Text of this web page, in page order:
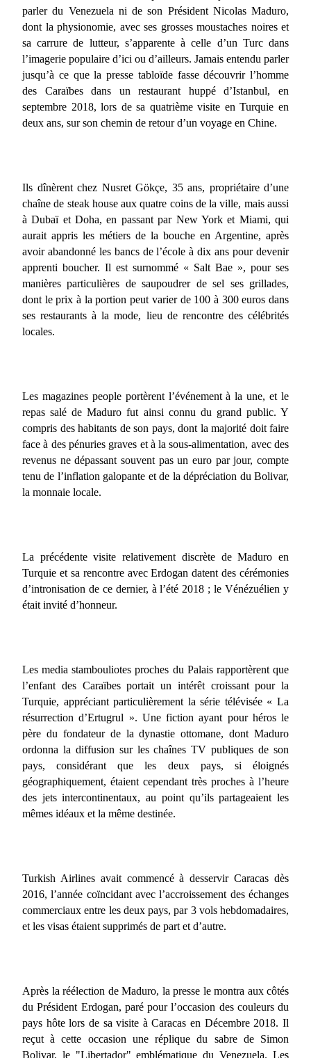
parler du Venezuela ni de son Président Nicolas Maduro,
dont la physionomie, avec ses grosses moustaches noires et
sa carrure de lutteur, s’apparente à celle d’un Turc dans
l’imagerie populaire d’ici ou d’ailleurs. Jamais entendu parler
jusqu’à ce que la presse tabloïde fasse découvrir l’homme
des Caraïbes dans un restaurant huppé d’Istanbul, en
septembre 2018, lors de sa quatrième visite en Turquie en
deux ans, sur son chemin de retour d’un voyage en Chine.
Ils dînèrent chez Nusret Gökçe, 35 ans, propriétaire d’une
chaîne de steak house aux quatre coins de la ville, mais aussi
à Dubaï et Doha, en passant par New York et Miami, qui
aurait appris les métiers de la bouche en Argentine, après
avoir abandonné les bancs de l’école à dix ans pour devenir
apprenti boucher. Il est surnommé « Salt Bae », pour ses
manières particulières de saupoudrer de sel ses grillades,
dont le prix à la portion peut varier de 100 à 300 euros dans
ses restaurants à la mode, lieu de rencontre des célébrités
locales.
Les magazines people portèrent l’événement à la une, et le
repas salé de Maduro fut ainsi connu du grand public. Y
compris des habitants de son pays, dont la majorité doit faire
face à des pénuries graves et à la sous-alimentation, avec des
revenus ne dépassant souvent pas un euro par jour, compte
tenu de l’inflation galopante et de la dépréciation du Bolivar,
la monnaie locale.
La précédente visite relativement discrète de Maduro en
Turquie et sa rencontre avec Erdogan datent des cérémonies
d’intronisation de ce dernier, à l’été 2018 ; le Vénézuélien y
était invité d’honneur.
Les media stambouliotes proches du Palais rapportèrent que
l’enfant des Caraïbes portait un intérêt croissant pour la
Turquie, appréciant particulièrement la série télévisée « La
résurrection d’Ertugrul ». Une fiction ayant pour héros le
père du fondateur de la dynastie ottomane, dont Maduro
ordonna la diffusion sur les chaînes TV publiques de son
pays, considérant que les deux pays, si éloignés
géographiquement, étaient cependant très proches à l’heure
des jets intercontinentaux, au point qu’ils partageaient les
mêmes idéaux et la même destinée.
Turkish Airlines avait commencé à desservir Caracas dès
2016, l’année coïncidant avec l’accroissement des échanges
commerciaux entre les deux pays, par 3 vols hebdomadaires,
et les visas étaient supprimés de part et d’autre.
Après la réélection de Maduro, la presse le montra aux côtés
du Président Erdogan, paré pour l’occasion des couleurs du
pays hôte lors de sa visite à Caracas en Décembre 2018. Il
reçut à cette occasion une réplique du sabre de Simon
Bolivar, le "Libertador" emblématique du Venezuela. Les